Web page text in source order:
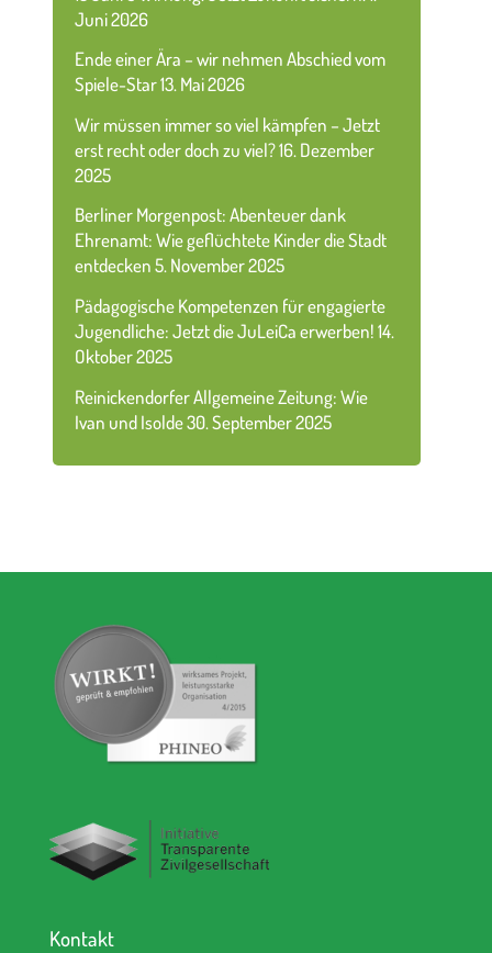
Juni 2026
Ende einer Ära – wir nehmen Abschied vom
Spiele-Star13. Mai 2026
Wir müssen immer so viel kämpfen – Jetzt
erst recht oder doch zu viel?16. Dezember
2025
Berliner Morgenpost: Abenteuer dank
Ehrenamt: Wie geflüchtete Kinder die Stadt
entdecken5. November 2025
Pädagogische Kompetenzen für engagierte
Jugendliche: Jetzt die JuLeiCa erwerben!14.
Oktober 2025
Reinickendorfer Allgemeine Zeitung: Wie
Ivan und Isolde30. September 2025
Kontakt